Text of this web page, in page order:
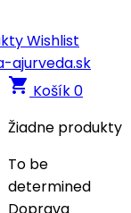
Wishlist
ajurveda.sk
shopping_cart Košík0
Žiadne produkty
To be
determined